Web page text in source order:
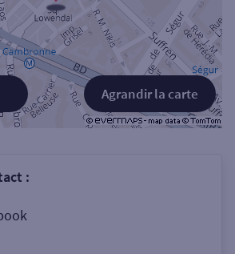
Agrandir la carte
: